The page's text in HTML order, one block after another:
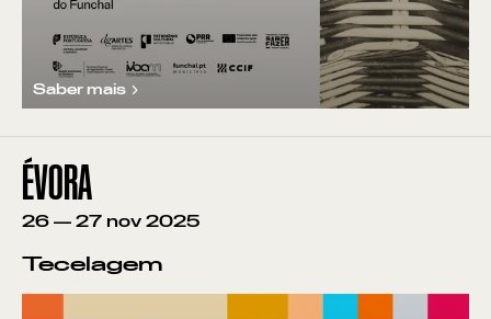
Saber mais
ÉVORA
26 — 27 nov 2025
Tecelagem